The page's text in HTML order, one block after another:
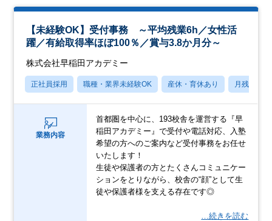
【未経験OK】受付事務 ～平均残業6h／女性活
躍／有給取得率ほぼ100％／賞与3.8か月分～
株式会社早稲田アカデミー
正社員採用 職種・業界未経験OK 産休・育休あり 月残業20
業務内容
首都圏を中心に、193校舎を運営する『早
稲田アカデミー』で受付や電話対応、入塾
希望の方へのご案内など受付事務をお任せ
いたします！
生徒や保護者の方とたくさんコミュニケー
ションをとりながら、校舎の“顔”として生
徒や保護者様を支える存在です◎
…続きを読む